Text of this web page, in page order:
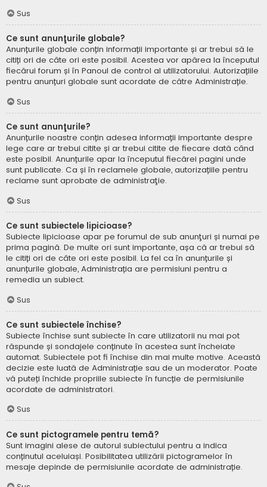
Sus
Ce sunt anunţurile globale?
Anunțurile globale conțin informații importante și ar trebui să le
citiți ori de câte ori este posibil. Acestea vor apărea la începutul
fiecărui forum și în Panoul de control al utilizatorului. Autorizațiile
pentru anunțuri globale sunt acordate de către Administrație.
Sus
Ce sunt anunţurile?
Anunțurile noastre conțin adesea informații importante despre
lege care ar trebui citite și ar trebui citite de fiecare dată când
este posibil. Anunțurile apar la începutul fiecărei pagini unde
sunt publicate. Ca și în reclamele globale, autorizațiile pentru
reclame sunt aprobate de administraţie.
Sus
Ce sunt subiectele lipicioase?
Subiecte lipicioase apar pe forumul de sub anunţuri și numai pe
prima pagină. De multe ori sunt importante, așa că ar trebui să
le citiți ori de câte ori este posibil. La fel ca în anunțurile și
anunțurile globale, Administrația are permisiuni pentru a
remedia un subiect.
Sus
Ce sunt subiectele închise?
Subiecte închise sunt subiecte în care utilizatorii nu mai pot
răspunde și sondajele conținute în acestea sunt încheiate
automat. Subiectele pot fi închise din mai multe motive. Această
decizie este luată de Administrație sau de un moderator. Poate
vă puteți închide propriile subiecte în funcție de permisiunile
acordate de administratori.
Sus
Ce sunt pictogramele pentru temă?
Sunt imagini alese de autorul subiectului pentru a indica
conținutul aceluiași. Posibilitatea utilizării pictogramelor în
mesaje depinde de permisiunile acordate de administrație.